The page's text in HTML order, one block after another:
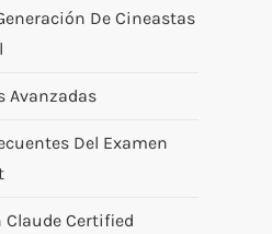
De Cineastas
Avanzadas
Del Examen
Claude Certified